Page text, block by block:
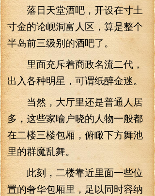
落日天堂酒吧，开设在寸土
寸金的论岘洞富人区，算是整个
半岛前三级别的酒吧了。
里面充斥着商政名流二代，
出入各种明星，可谓纸醉金迷。
当然，大厅里还是普通人居
多，这些家喻户晓的人物一般都
在二楼三楼包厢，俯瞰下方舞池
里的群魔乱舞。
此刻，二楼靠近里面一些位
置的奢华包厢里，足以同时容纳